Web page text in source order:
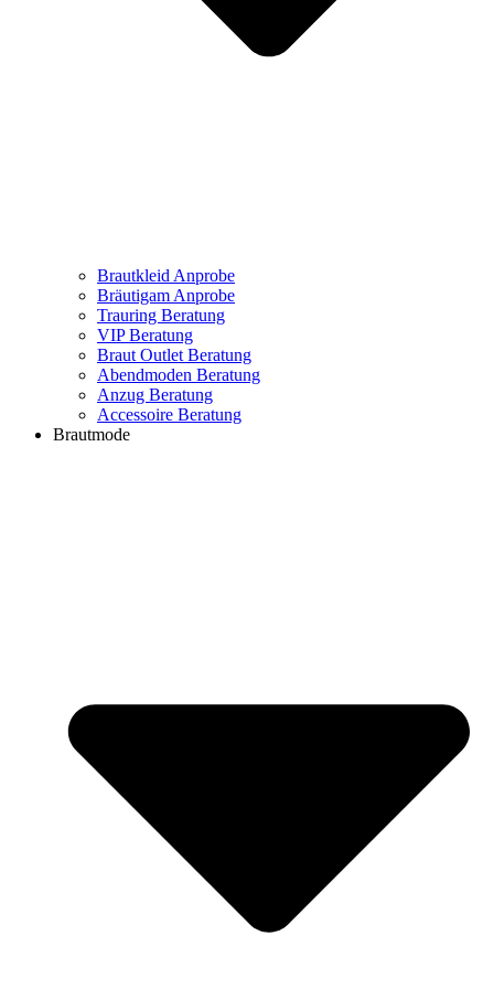
Brautkleid Anprobe
Bräutigam Anprobe
Trauring Beratung
VIP Beratung
Braut Outlet Beratung
Abendmoden Beratung
Anzug Beratung
Accessoire Beratung
Brautmode